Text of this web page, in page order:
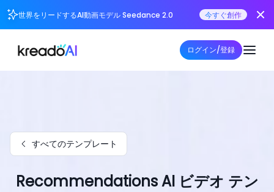
世界をリードするAI動画モデル Seedance 2.0 今すぐ創作
ログイン/登録
すべてのテンプレート
Recommendations AI ビデオ テン